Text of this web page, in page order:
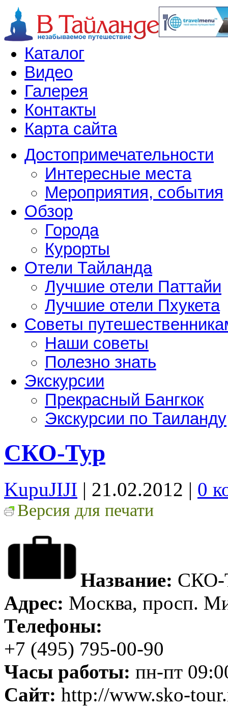
Каталог
Видео
Галерея
Контакты
Карта сайта
Достопримечательности
Интересные места
Мероприятия, события
Обзор
Города
Курорты
Отели Тайланда
Лучшие отели Паттайи
Лучшие отели Пхукета
Советы
Наши советы
Полезно знать
Экскурсии
Прекрасный Бангкок
Экскурсии по Таиланду
СКО-Тур
KupuJIJI | 21.02.2012 | 0
Версия для печати
Название: СКО-
Адрес: Москва, просп.
Телефоны:
+7 (495) 795-00-90
Часы работы: пн-пт
Сайт: http://www.sko-